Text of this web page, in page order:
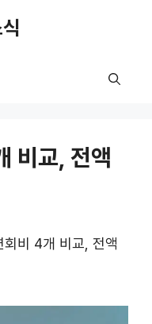
비교, 전액
회비 4개 비교, 전액